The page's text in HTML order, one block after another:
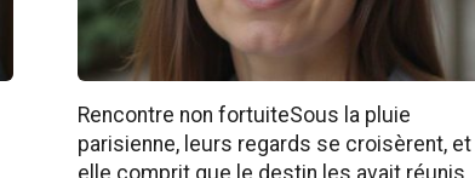
Rencontre non fortuiteSous la pluie
parisienne, leurs regards se croisèrent, et